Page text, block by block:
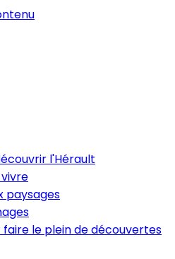
l'Hérault
paysages
faire le plein de découvertes